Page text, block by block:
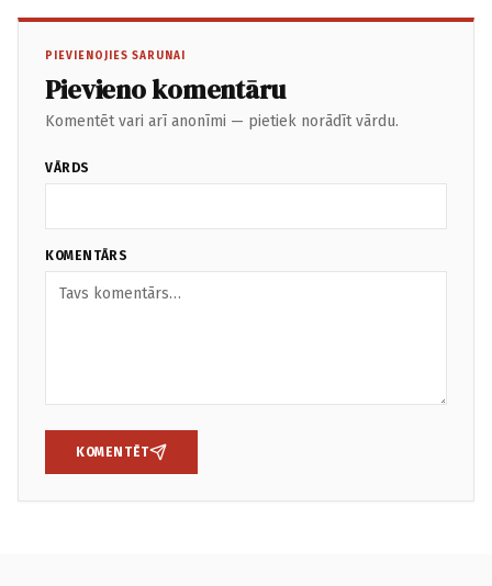
PIEVIENOJIES SARUNAI
Pievieno komentāru
Komentēt vari arī anonīmi — pietiek norādīt vārdu.
VĀRDS
KOMENTĀRS
KOMENTĒT